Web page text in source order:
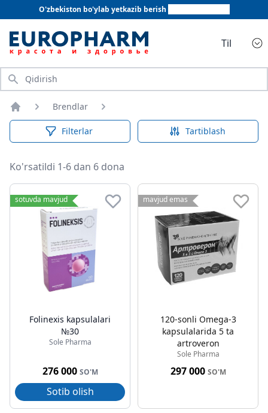
O'zbekiston bo'ylab yetkazib berish
Til
Qidirish
Bosh sahifa
Brendlar
Filterlar Tartiblash
Ko'rsatildi 1-6 dan 6 dona
sotuvda mavjud
Folinexis kapsulalari
№30
Sole Pharma
276 000 SO'M
Sotib olish
mavjud emas
120-sonli Omega-3
kapsulalarida 5 ta
artroveron
Sole Pharma
297 000 SO'M